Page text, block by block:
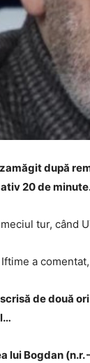
după
20 de
tur, când
a
de două
lui Bogdan